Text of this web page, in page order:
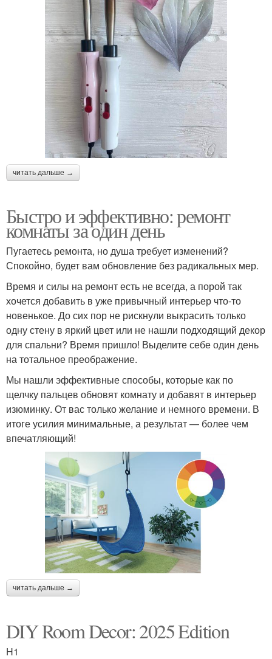
читать дальше →
Быстро и эффективно: ремонт
комнаты за один день
Пугаетесь ремонта, но душа требует изменений?
Спокойно, будет вам обновление без радикальных мер.
Время и силы на ремонт есть не всегда, а порой так
хочется добавить в уже привычный интерьер что-то
новенькое. До сих пор не рискнули выкрасить только
одну стену в яркий цвет или не нашли подходящий декор
для спальни? Время пришло! Выделите себе один день
на тотальное преображение.
Мы нашли эффективные способы, которые как по
щелчку пальцев обновят комнату и добавят в интерьер
изюминку. От вас только желание и немного времени. В
итоге усилия минимальные, а результат — более чем
впечатляющий!
читать дальше →
DIY Room Decor: 2025 Edition
H1